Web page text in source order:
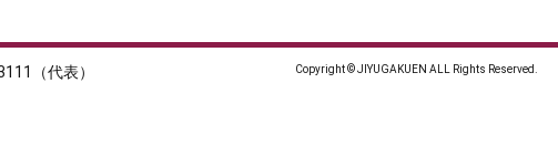
（代表） Copyright © JIYUGAKUEN ALL Rights Reserved.